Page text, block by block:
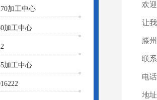
加工中心
加工中心
加工中心
欢
让
滕
联
电
地